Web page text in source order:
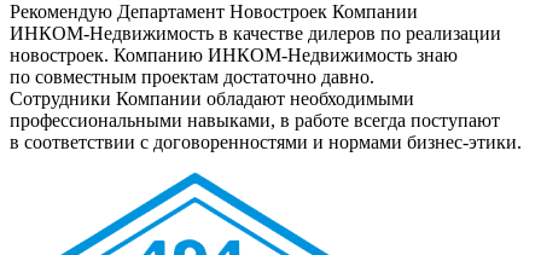
Рекомендую Департамент Новостроек Компании
ИНКОМ-Недвижимость в качестве дилеров по реализации
новостроек. Компанию ИНКОМ-Недвижимость знаю
по совместным проектам достаточно давно.
Сотрудники Компании обладают необходимыми
профессиональными навыками, в работе всегда поступают
в соответствии с договоренностями и нормами бизнес-этики.